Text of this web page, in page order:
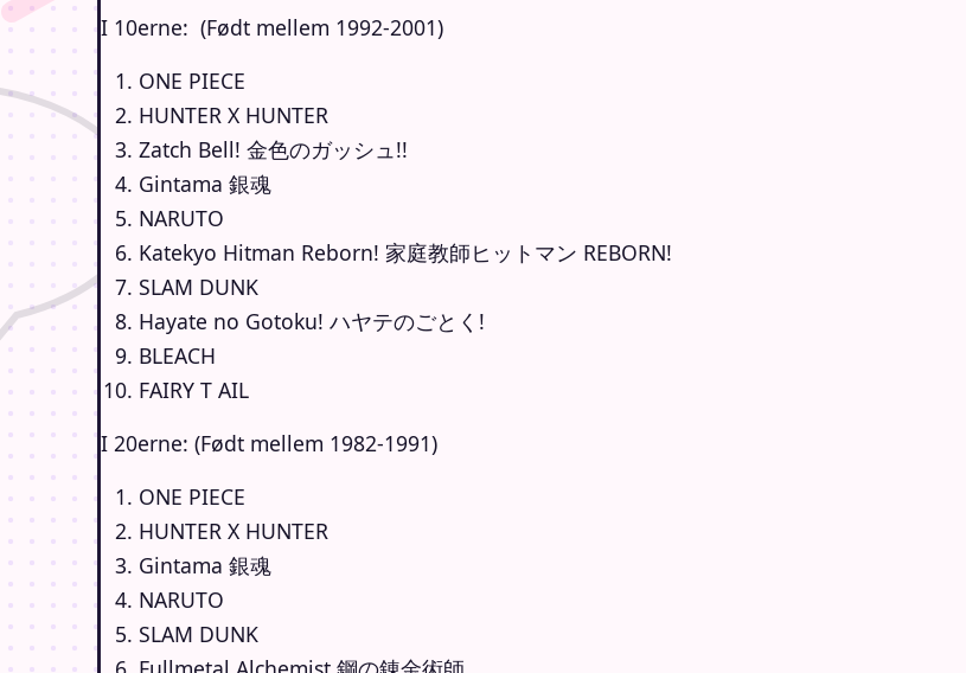
I 10erne: (Født mellem 1992-2001)
ONE PIECE
HUNTER X HUNTER
Zatch Bell! 金色のガッシュ!!
Gintama 銀魂
NARUTO
Katekyo Hitman Reborn! 家庭教師ヒットマン REBORN!
SLAM DUNK
Hayate no Gotoku! ハヤテのごとく!
BLEACH
FAIRY T AIL
I 20erne: (Født mellem 1982-1991)
ONE PIECE
HUNTER X HUNTER
Gintama 銀魂
NARUTO
SLAM DUNK